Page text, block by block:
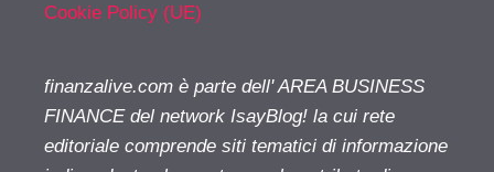
Cookie Policy (UE)
finanzalive.com è parte dell' AREA BUSINESS
FINANCE del network IsayBlog! la cui rete
editoriale comprende siti tematici di informazione